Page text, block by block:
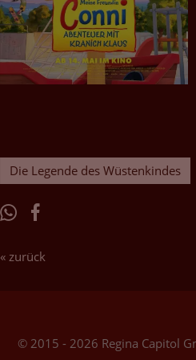
Die Legende des Wüstenkindes
« zurück
© 2015 - 2026 Regina Capitol